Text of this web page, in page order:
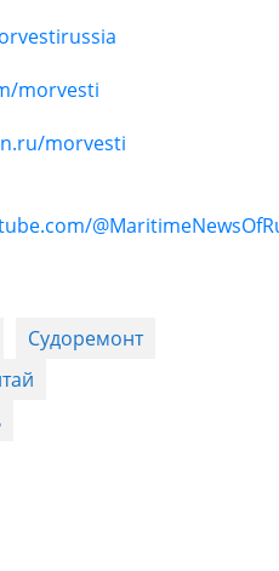
morvesti
morvesti
Судоремонт